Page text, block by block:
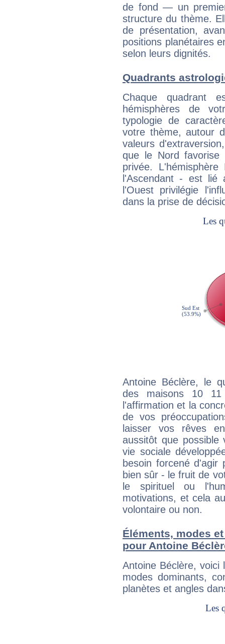
de fond — un
structure du thème.
de présentation,
positions planétaires
selon leurs dignités.
Quadrants
Chaque quadrant
hémisphères de
typologie de
votre thème, autour
valeurs
que le Nord favorise
privée.
l'Ascendant - est
l'Ouest privilégie
dans la prise de
Antoine Béclère, le
des maisons 10
l'affirmation et la
de vos
laisser vos rêves
aussitôt que
vie sociale
besoin forcené
bien sûr - le fruit de
le spirituel ou
motivations, et cela
volontaire ou non.
Éléments, modes
pour Antoine
Antoine Béclère,
modes dominants,
planètes et angles